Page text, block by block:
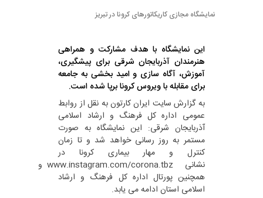
نمایشگاه مجازی کاریکاتورهای کرونا در تبریز
این نمایشگاه با هدف مشارکت و همراهی
هنرمندان آذربایجان شرقی برای پیشگیری،
آموزش، آگاه سازی و امید بخشی به جامعه
برای مقابله با ویروس کرونا برپا شده است.
به گزارش سایت ایران کارتون به نقل از روابط
عمومی اداره کل فرهنگ و ارشاد اسلامی
آذربایجان شرقی: این نمایشگاه ‌به صورت
مستمر به روز رسانی خواهد شد و تا زمان
کنترل و مهار بیماری کرونا در
نشانی www.instagram.com/corona.tbz و
همچنین پورتال اداره کل فرهنگ و ارشاد
اسلامی استان ادامه می یابد.